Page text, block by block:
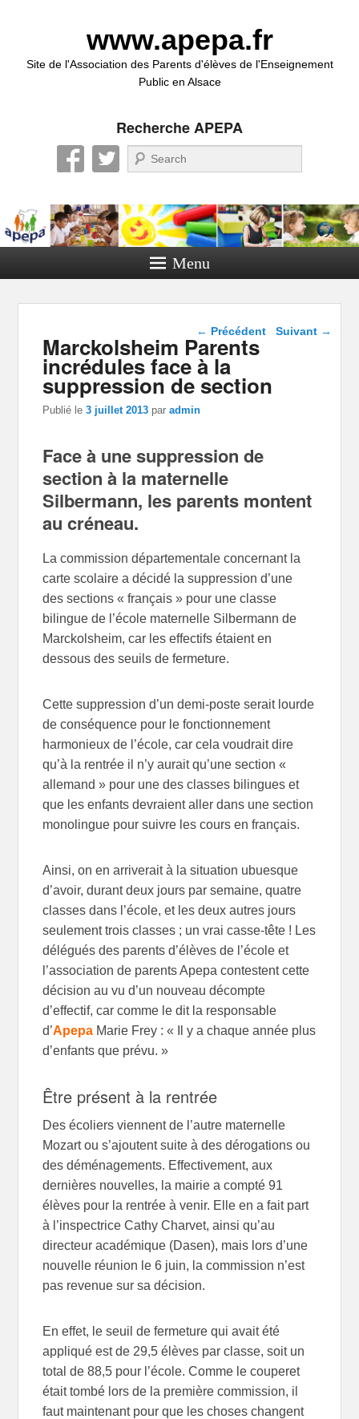
www.apepa.fr
Site de l'Association des Parents d'élèves de l'Enseignement
Public en Alsace
Recherche APEPA
Recherche
Menu
Navigation dans les
← Précédent Suivant →
Marckolsheim Parents
incrédules face à la
suppression de section
Publié le3 juillet 2013 paradmin
Face à une suppression de
section à la maternelle
Silbermann, les parents montent
au créneau.
La commission départementale concernant la
carte scolaire a décidé la suppression d’une
des sections « français » pour une classe
bilingue de l’école maternelle Silbermann de
Marckolsheim, car les effectifs étaient en
dessous des seuils de fermeture.
Cette suppression d’un demi-poste serait lourde
de conséquence pour le fonctionnement
harmonieux de l’école, car cela voudrait dire
qu’à la rentrée il n’y aurait qu’une section «
allemand » pour une des classes bilingues et
que les enfants devraient aller dans une section
monolingue pour suivre les cours en français.
Ainsi, on en arriverait à la situation ubuesque
d’avoir, durant deux jours par semaine, quatre
classes dans l’école, et les deux autres jours
seulement trois classes ; un vrai casse-tête ! Les
délégués des parents d’élèves de l’école et
l’association de parents Apepa contestent cette
décision au vu d’un nouveau décompte
d’effectif, car comme le dit la responsable
d’Apepa Marie Frey : « Il y a chaque année plus
d’enfants que prévu. »
Être présent à la rentrée
Des écoliers viennent de l’autre maternelle
Mozart ou s’ajoutent suite à des dérogations ou
des déménagements. Effectivement, aux
dernières nouvelles, la mairie a compté 91
élèves pour la rentrée à venir. Elle en a fait part
à l’inspectrice Cathy Charvet, ainsi qu’au
directeur académique (Dasen), mais lors d’une
nouvelle réunion le 6 juin, la commission n’est
pas revenue sur sa décision.
En effet, le seuil de fermeture qui avait été
appliqué est de 29,5 élèves par classe, soit un
total de 88,5 pour l’école. Comme le couperet
était tombé lors de la première commission, il
faut maintenant pour que les choses changent